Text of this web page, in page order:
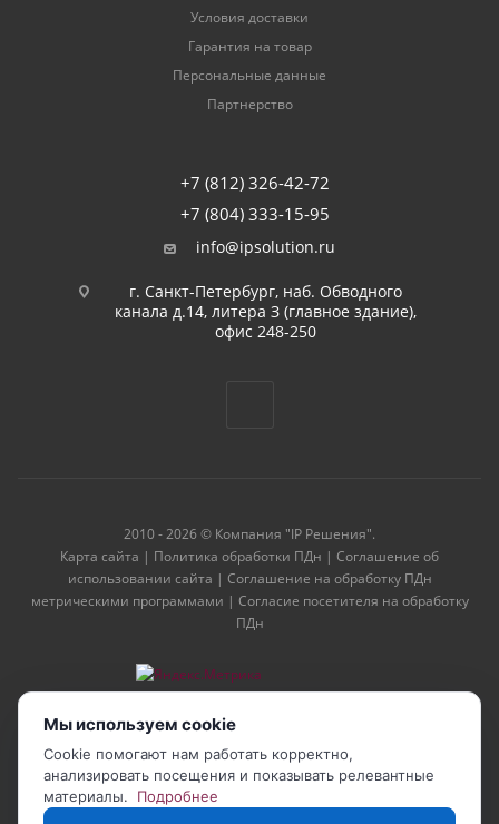
Условия доставки
Гарантия на товар
Персональные данные
Партнерство
+7 (812) 326-42-72
+7 (804) 333-15-95
info@ipsolution.ru
г. Санкт-Петербург, наб. Обводного
канала д.14, литера З (главное здание),
офис 248-250
2010 - 2026 © Компания "IP Решения".
Карта сайта | Политика обработки ПДн | Соглашение об
использовании сайта | Соглашение на обработку ПДн
метрическими программами | Согласие посетителя на обработку
ПДн
Мы используем cookie
Cookie помогают нам работать корректно,
анализировать посещения и показывать релевантные
материалы.
Подробнее